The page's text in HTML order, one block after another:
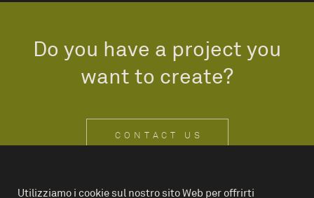
Do you have a project you
want to create?
CONTACT US
Utilizziamo i cookie sul nostro sito Web per offrirti